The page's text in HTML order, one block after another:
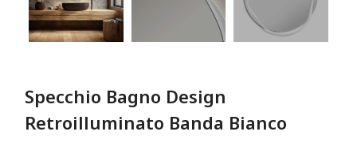
Specchio Bagno Design
Retroilluminato Banda Bianco